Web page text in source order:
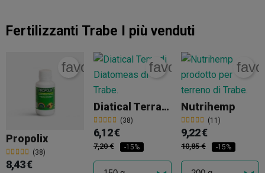
Fertilizzanti Trabe I più venduti
Propolix
(38)
favorite_border
8,43 €
Diatical Terra Di Diatomee
(38)
favorite_border
6,12 €
7,20 € -15%
Nutrihemp
(11)
9,22 €
10,85 € -15%